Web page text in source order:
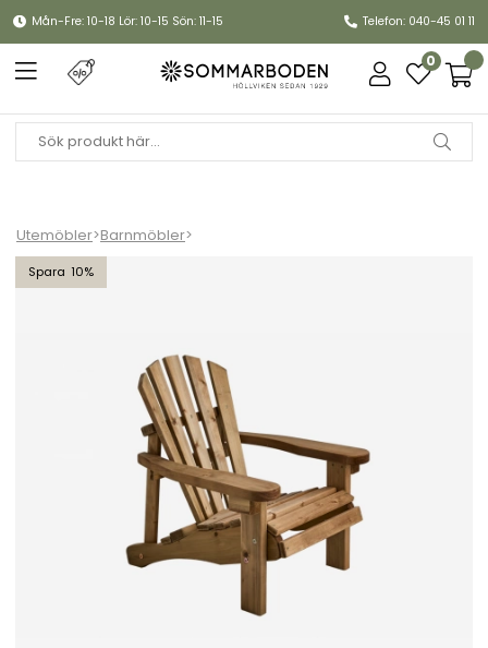
Mån-Fre: 10-18 Lör: 10-15 Sön: 11-15 Telefon: 040-45 01 11
0
Utemöbler>Barnmöbler>
10
Gnarp däckstol för barn - brun furu